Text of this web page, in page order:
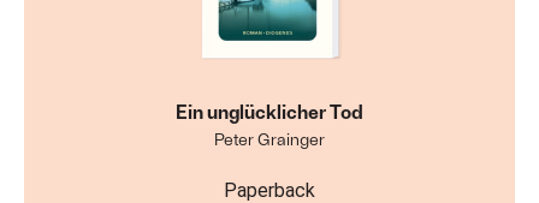
Ein unglücklicher Tod
Peter Grainger
Paperback